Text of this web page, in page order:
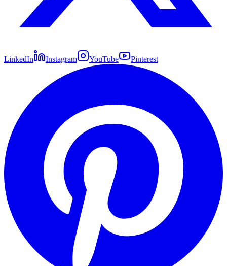
LinkedIn Instagram YouTube Pinterest